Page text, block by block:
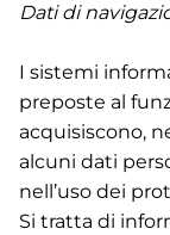
Dati di
I sistemi
preposte al
acquisiscono,
alcuni dati
nell’uso dei
Si tratta di